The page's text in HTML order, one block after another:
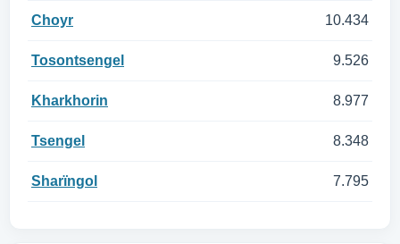
Choyr 10.434
Tosontsengel 9.526
Kharkhorin 8.977
Tsengel 8.348
Sharïngol 7.795